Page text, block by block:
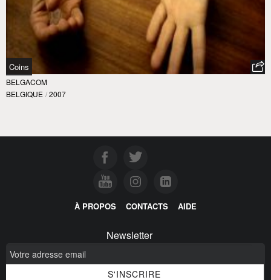
Coins
BELGACOM
BELGIQUE / 2007
À PROPOS CONTACTS AIDE
Newsletter